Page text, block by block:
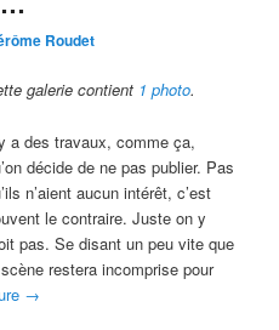
Roudet
galerie contient 1 photo.
a des travaux, comme ça,
décide de ne pas publier. Pas
n’aient aucun intérêt, c’est
le contraire. Juste on y
pas. Se disant un peu vite que
restera incomprise pour
→